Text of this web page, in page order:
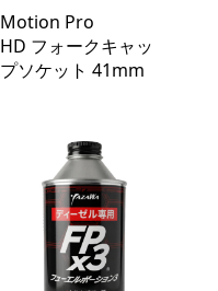
Motion Pro
HD フォークキャッ
プソケット 41mm